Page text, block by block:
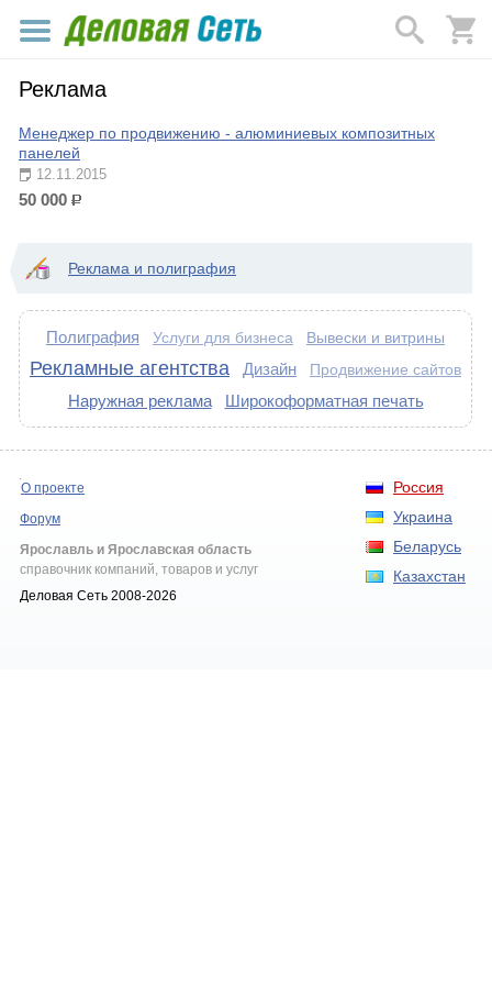
Реклама
Менеджер по продвижению - алюминиевых композитных
панелей
12.11.2015
50 000 р.
Реклама и полиграфия
Полиграфия Услуги для бизнеса Вывески и витрины
Рекламные агентства Дизайн Продвижение сайтов
Наружная реклама Широкоформатная печать
Россия
Украина
Беларусь
Казахстан
О проекте
Форум
Ярославль и Ярославская область
справочник компаний, товаров и услуг
Деловая Сеть 2008-2026